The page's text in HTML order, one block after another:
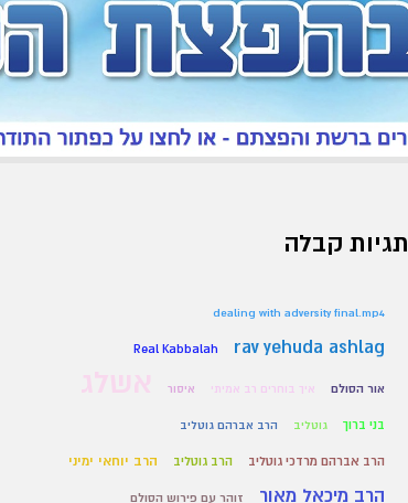
תגיות קבלה
dealing with adversity final.mp4
rav yehuda ashlag
Real Kabbalah
אור הסולם איך בוחרים רב אמיתי איסור אשלג
בני ברוך גוטליב הרב אברהם גוטליב
הרב אברהם מרדכי גוטליב הרב גוטליב הרב יוחאי ימיני
הרב מיכאל מאור זוהר עם פירוש הסולם